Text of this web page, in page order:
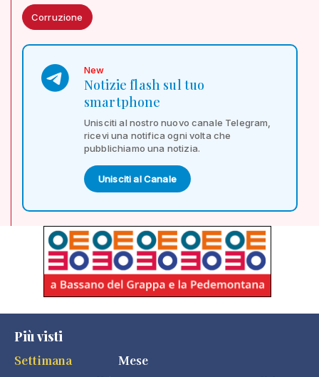
Corruzione
New
Notizie flash sul tuo
smartphone
Unisciti al nostro nuovo canale Telegram,
ricevi una notifica ogni volta che
pubblichiamo una notizia.
Unisciti al Canale
Più visti
Settimana
Mese